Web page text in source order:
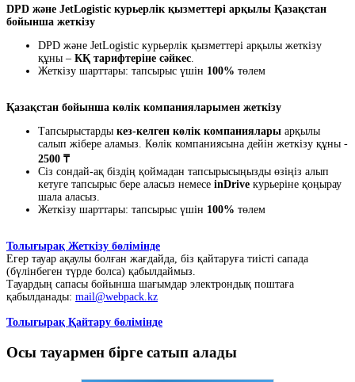
DPD және JetLogistic курьерлік қызметтері арқылы Қазақстан
бойынша жеткізу
DPD және JetLogistic курьерлік қызметтері арқылы жеткізу
құны – КҚ тарифтеріне сәйкес.
Жеткізу шарттары: тапсырыс үшін 100% төлем
Қазақстан бойынша көлік компанияларымен жеткізу
Тапсырыстарды кез-келген көлік компаниялары арқылы
салып жібере аламыз. Көлік компаниясына дейін жеткізу құны -
2500 ₸
Сіз сондай-ақ біздің қоймадан тапсырысыңызды өзіңіз алып
кетуге тапсырыс бере аласыз немесе inDrive курьеріне қоңырау
шала аласыз.
Жеткізу шарттары: тапсырыс үшін 100% төлем
Толығырақ Жеткізу бөлімінде
Егер тауар ақаулы болған жағдайда, біз қайтаруға тиісті сапада
(бүлінбеген түрде болса) қабылдаймыз.
Тауардың сапасы бойынша шағымдар электрондық поштаға
қабылданады: mail@webpack.kz
Толығырақ Қайтару бөлімінде
Осы тауармен бірге сатып алады